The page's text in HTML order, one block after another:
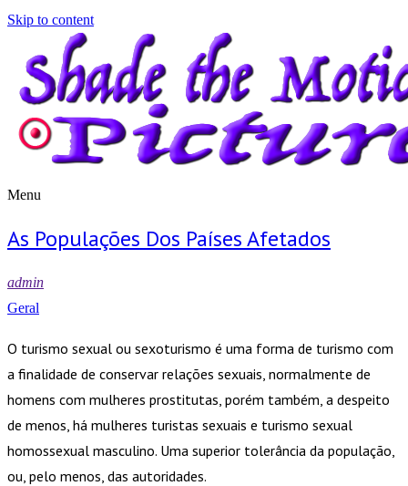
Skip to content
Menu
As Populações Dos Países Afetados
admin
Geral
O turismo sexual ou sexoturismo é uma forma de turismo com
a finalidade de conservar relações sexuais, normalmente de
homens com mulheres prostitutas, porém também, a despeito
de menos, há mulheres turistas sexuais e turismo sexual
homossexual masculino. Uma superior tolerância da população,
ou, pelo menos, das autoridades.